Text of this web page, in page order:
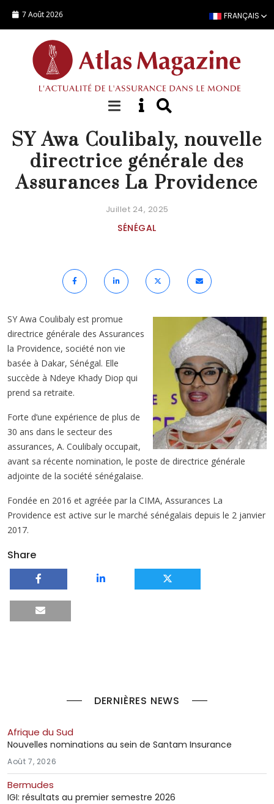
7 Août 2026 FRANÇAIS
ACTUALITÉ
SY Awa Coulibaly, nouvelle
directrice générale des
Assurances La Providence
Juillet 24, 2025
SÉNÉGAL
SY Awa Coulibaly est promue
directrice générale des Assurances
la Providence, société non vie
basée à Dakar, Sénégal. Elle
succède à Ndeye Khady Diop qui
prend sa retraite.
Forte d’une expérience de plus de
30 ans dans le secteur des
assurances, A. Coulibaly occupait,
avant sa récente nomination, le poste de directrice générale
adjointe de la société sénégalaise.
Fondée en 2016 et agréée par la CIMA, Assurances La
Providence est active sur le marché sénégalais depuis le 2 janvier
2017.
Share
DERNIÈRES NEWS
Afrique du Sud
Nouvelles nominations au sein de Santam Insurance
Août 7, 2026
Bermudes
IGI: résultats au premier semestre 2026